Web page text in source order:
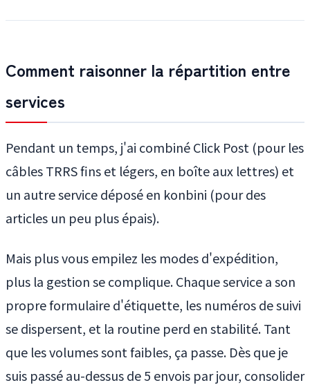
Comment raisonner la répartition entre
services
Pendant un temps, j'ai combiné Click Post (pour les
câbles TRRS fins et légers, en boîte aux lettres) et
un autre service déposé en konbini (pour des
articles un peu plus épais).
Mais plus vous empilez les modes d'expédition,
plus la gestion se complique. Chaque service a son
propre formulaire d'étiquette, les numéros de suivi
se dispersent, et la routine perd en stabilité. Tant
que les volumes sont faibles, ça passe. Dès que je
suis passé au-dessus de 5 envois par jour, consolider